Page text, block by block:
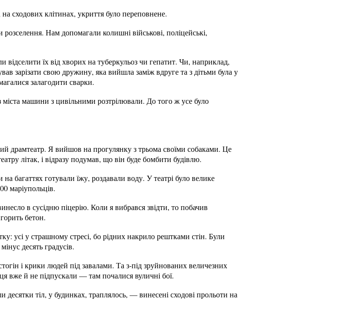
сходових клітинах, укриття було переповнене.
Нам допомагали колишні військові, поліцейські,
їх від хворих на туберкульоз чи гепатит. Чи, наприклад,
зарізати свою дружину, яка вийшла заміж вдруге та з дітьми була у
залагодити сварки.
міста машини з цивільними розтрілювали. До того ж усе було
драмтеатр. Я вийшов на прогулянку з трьома своїми собаками. Це
літак, і відразу подумав, що він буде бомбити будівлю.
багаттях готували їжу, роздавали воду. У театрі було велике
маріупольців.
в сусідню піцерію. Коли я вибрався звідти, то побачив
бетон.
усі у страшному стресі, бо рідних накрило рештками стін. Були
десять градусів.
і крики людей під завалами. Та з-під зруйнованих величезних
вже й не підпускали — там почалися вуличні бої.
тіл, у будинках, траплялось, — винесені сходові прольоти на